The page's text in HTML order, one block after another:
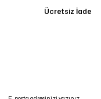
Ücretsiz İade